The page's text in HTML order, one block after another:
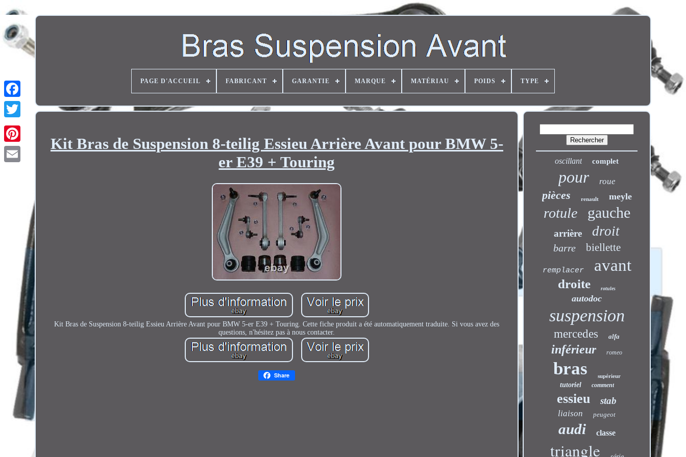
Twitter
PAGE D'ACCUEIL FABRICANT GARANTIE MARQUE MATÉRIAU POIDS TYPE
Kit Bras de Suspension 8-teilig Essieu Arrière Avant pour BMW 5-
er E39 + Touring
Kit Bras de Suspension 8-teilig Essieu Arrière Avant pour BMW 5-er E39 + Touring. Cette fiche produit a été automatiquement traduite. Si vous avez des
questions, n'hésitez pas à nous contacter.
Share
oscillant complet
pour roue
pièces renault meyle
rotule gauche
arrière droit
barre biellette
remplacer avant
droite rotules
autodoc
suspension
mercedes alfa
inférieur romeo
bras supérieur
tutoriel comment
essieu stab
liaison peugeot
audi classe
triangle